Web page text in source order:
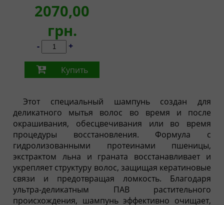
2070,00
грн.
- +
Купить
Этот специальный шампунь создан для
деликатного мытья волос во время и после
окрашивания, обесцвечивания или во время
процедуры восстановления. Формула с
гидролизованными протеинами пшеницы,
экстрактом льна и граната восстанавливает и
укрепляет структуру волос, защищая кератиновые
связи и предотвращая ломкость. Благодаря
ультра-деликатным ПАВ растительного
происхождения, шампунь эффективно очищает,